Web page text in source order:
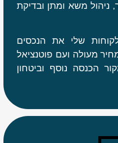
ניהול משא ומתן ובדיקת
שלי את הנכסים
מעולה ועם פוטנציאל
הכנסה נוסף וביטחון